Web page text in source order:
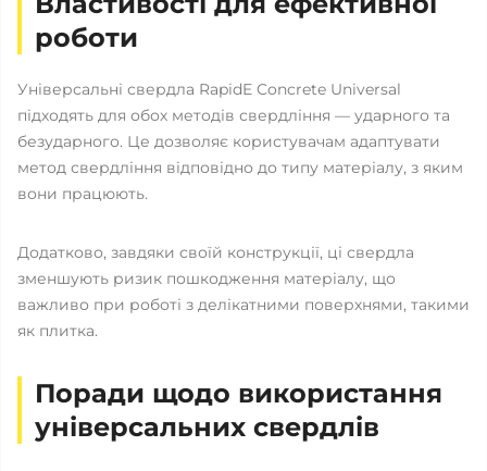
роботи
Універсальні свердла RapidE Concrete Universal
підходять для обох методів свердління — ударного та
безударного. Це дозволяє користувачам адаптувати
метод свердління відповідно до типу матеріалу, з яким
вони працюють.
Додатково, завдяки своїй конструкції, ці свердла
зменшують ризик пошкодження матеріалу, що
важливо при роботі з делікатними поверхнями, такими
як плитка.
Поради щодо використання
універсальних свердлів